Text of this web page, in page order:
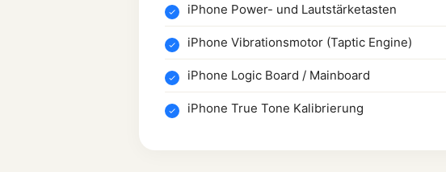
iPhone Power- und Lautstärketasten
iPhone Vibrationsmotor (Taptic Engine)
iPhone Logic Board / Mainboard
iPhone True Tone Kalibrierung